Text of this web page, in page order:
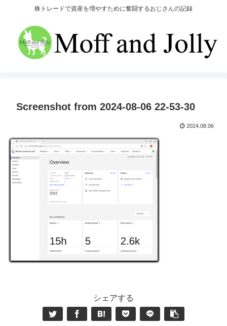
株トレードで資産を増やすために奮闘するおじさんの記録
Screenshot from 2024-08-06 22-53-30
2024.08.06
シェアする